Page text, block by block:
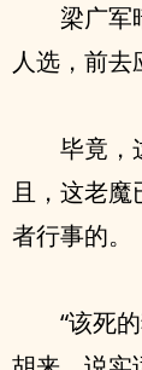
梁广军
人选，前去
毕竟，
且，这老
者行事的。
“该死